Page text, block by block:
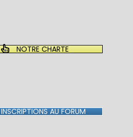
NOTRE CHARTE
INSCRIPTIONS AU FORUM